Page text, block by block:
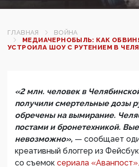
ГЛАВНАЯ
ВОЙНА
МЕДИАЧЕРНОБЫЛЬ: КАК
УСТРОИЛА ШОУ С РУТЕНИЕМ В
«2 млн. человек в
получили смертельные дозы
обречены на вымирание.
постами и бронетехникой.
невозможно», — сообщает
креативный блоггер из
со съемок сериала «Аванпост».